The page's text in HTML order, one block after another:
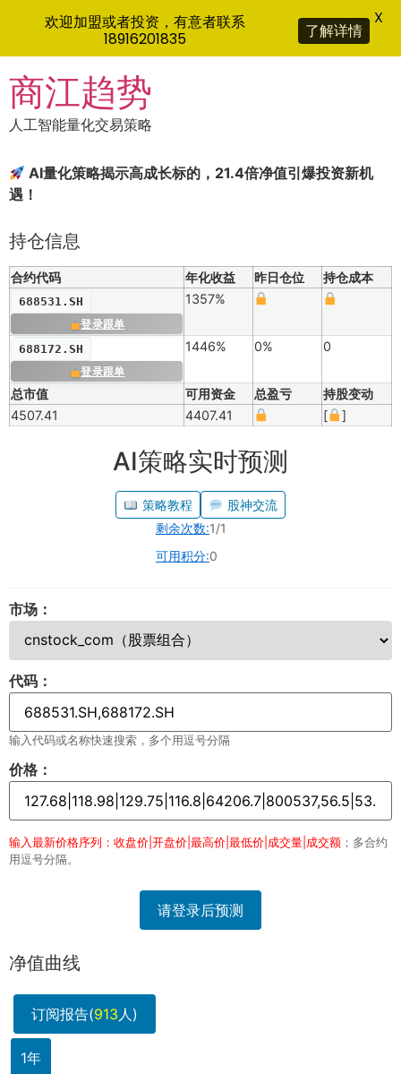
to
content
商江趋势
人工智能量化交易策略
AI量化策略揭示高成长标的，21.4倍净值引爆投资新机
遇！
持仓信息
合约代码 年化收益 昨日仓位 持仓成本
688531.SH
登录跟单
1357%
688172.SH
登录跟单
1446% 0% 0
总市值 可用资金 总盈亏
持股变动
4507.41
4407.41 [ ]
AI策略实时预测
策略教程
股神交流
剩余次数:1/1
可用积分:0
市场：
代码：
输入代码或名称快速搜索，多个用逗号分隔
价格：
输入最新价格序列：收盘价|开盘价|最高价|最低价|成交量|成交额 ；多合约
用逗号分隔。
请登录后预测
净值曲线
订阅报告(913人)
1年
欢迎加盟或者投资，有意者联系
18916201835
了解详情
X